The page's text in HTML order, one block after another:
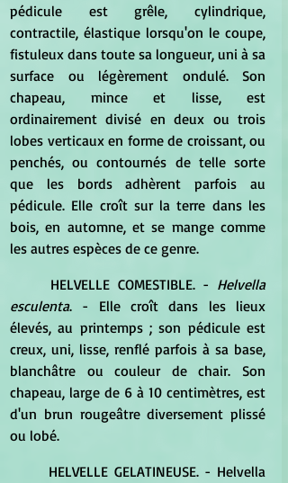
pédicule est grêle, cylindrique,
contractile, élastique lorsqu'on le coupe,
fistuleux dans toute sa longueur, uni à sa
surface ou légèrement ondulé. Son
chapeau, mince et lisse, est
ordinairement divisé en deux ou trois
lobes verticaux en forme de croissant, ou
penchés, ou contournés de telle sorte
que les bords adhèrent parfois au
pédicule. Elle croît sur la terre dans les
bois, en automne, et se mange comme
les autres espèces de ce genre.
	HELVELLE COMESTIBLE. -
Helvella
esculenta. - Elle croît dans les lieux
élevés, au printemps ; son pédicule est
creux, uni, lisse, renflé parfois à sa base,
blanchâtre ou couleur de chair. Son
chapeau, large de 6 à 10 centimètres, est
d'un brun rougeâtre diversement plissé
ou lobé.